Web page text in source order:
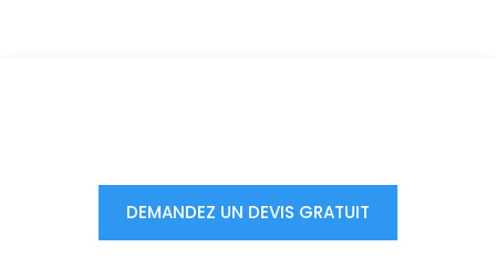
DEMANDEZ UN DEVIS GRATUIT